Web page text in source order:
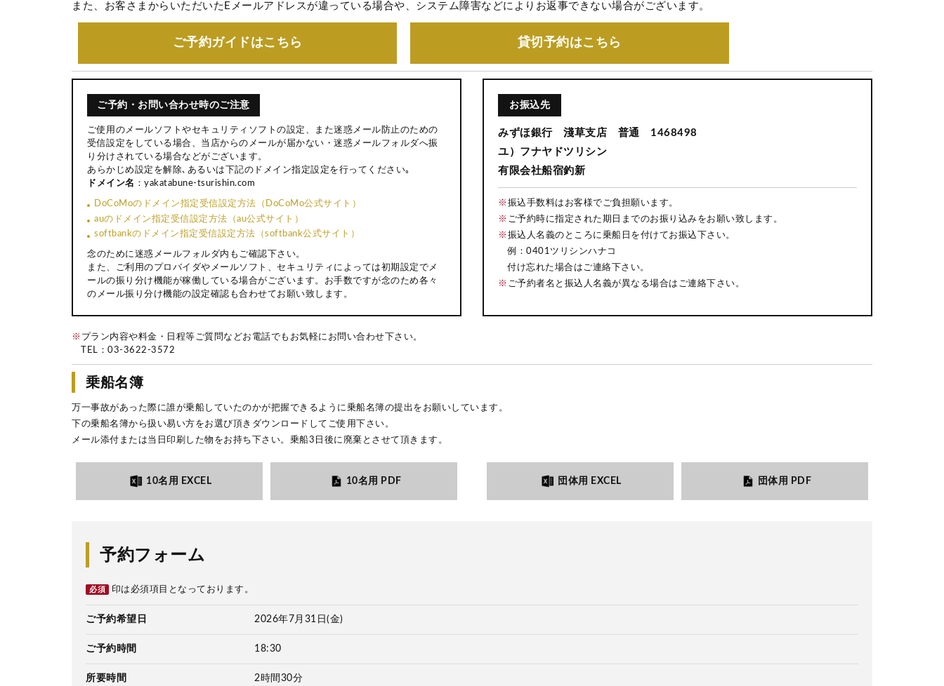
また、お客さまからいただいたEメールアドレスが違っている場合や、システム障害などによりお返事できない場合がございます。
ご予約ガイドはこちら 貸切予約はこちら
ご予約・お問い合わせ時のご注意
ご使用のメールソフトやセキュリティソフトの設定、また迷惑メール防止のための
受信設定をしている場合、当店からのメールが届かない・迷惑メールフォルダへ振
り分けされている場合などがございます。
あらかじめ設定を解除､あるいは下記のドメイン指定設定を行ってください｡
ドメイン名 ：yakatabune-tsurishin.com
DoCoMoのドメイン指定受信設定方法（DoCoMo公式サイト）
auのドメイン指定受信設定方法（au公式サイト）
softbankのドメイン指定受信設定方法（softbank公式サイト）
念のために迷惑メールフォルダ内もご確認下さい。
また、ご利用のプロバイダやメールソフト、セキュリティによっては初期設定でメ
ールの振り分け機能が稼働している場合がございます。お手数ですが念のため各々
のメール振り分け機能の設定確認も合わせてお願い致します。
お振込先
みずほ銀行 淺草支店 普通 1468498
ユ）フナヤドツリシン
有限会社船宿釣新
※ 振込手数料はお客様でご負担願います。
※ ご予約時に指定された期日までのお振り込みをお願い致します。
※ 振込人名義のところに乗船日を付けてお振込下さい。
例：0401ツリシンハナコ
付け忘れた場合はご連絡下さい。
※ ご予約者名と振込人名義が異なる場合はご連絡下さい。
※ プラン内容や料金・日程等ご質問などお電話でもお気軽にお問い合わせ下さい。
TEL： 03-3622-3572
乗船名簿
万一事故があった際に誰が乗船していたのかが把握できるように乗船名簿の提出をお願いしています。
下の乗船名簿から扱い易い方をお選び頂きダウンロードしてご使用下さい。
メール添付または当日印刷した物をお持ち下さい。乗船3日後に廃棄とさせて頂きます。
10名用 EXCEL 10名用 PDF 団体用 EXCEL 団体用 PDF
予約フォーム
必須 印は必須項目となっております。
ご予約希望日 2026年7月31日(金)
ご予約時間 18:30
所要時間 2時間30分